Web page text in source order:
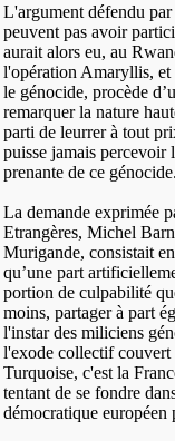
L'argument défendu
peuvent pas avoir
aurait alors eu, au
l'opération Amaryllis, et
le génocide, procède
remarquer la nature
parti de leurrer à tout
puisse jamais percevoir
prenante de ce génocide.
La demande exprimée
Etrangères, Michel
Murigande, consistait
qu’une part
portion de culpabilité
moins, partager à part
l'instar des miliciens
l'exode collectif couvert
Turquoise, c'est la
tentant de se fondre
démocratique